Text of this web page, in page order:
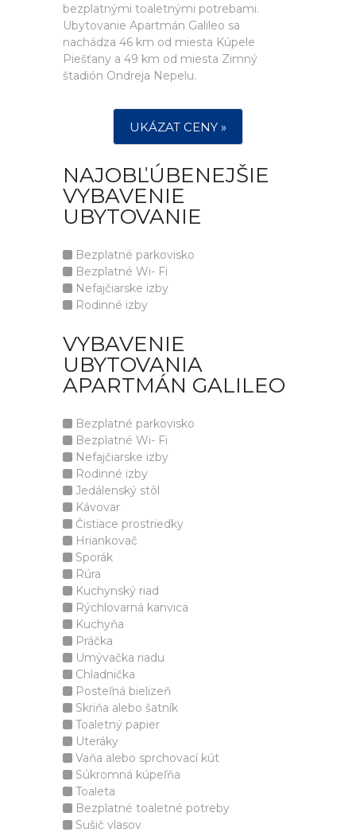
bezplatnými toaletnými potrebami.
Ubytovanie Apartmán Galileo sa
nachádza 46 km od miesta Kúpele
Piešťany a 49 km od miesta Zimný
štadión Ondreja Nepelu.
UKÁZAT CENY »
NAJOBĽÚBENEJŠIE
VYBAVENIE
UBYTOVANIE
Bezplatné parkovisko
Bezplatné Wi- Fi
Nefajčiarske izby
Rodinné izby
VYBAVENIE
UBYTOVANIA
APARTMÁN GALILEO
Bezplatné parkovisko
Bezplatné Wi- Fi
Nefajčiarske izby
Rodinné izby
Jedálenský stôl
Kávovar
Čistiace prostriedky
Hriankovač
Sporák
Rúra
Kuchynský riad
Rýchlovarná kanvica
Kuchyňa
Práčka
Umývačka riadu
Chladnička
Posteľná bielizeň
Skriňa alebo šatník
Toaletný papier
Uteráky
Vaňa alebo sprchovací kút
Súkromná kúpeľňa
Toaleta
Bezplatné toaletné potreby
Sušič vlasov